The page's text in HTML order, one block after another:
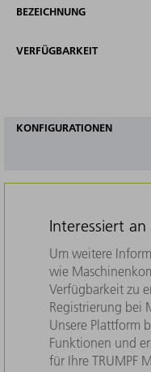
BEZEICHNUNG
VERFÜGBARKEIT
KONFIGURATIONEN
Interessiert
Um weitere
wie
Verfügbarkeit zu
Registrierung bei
Unsere Plattform
Funktionen und
für Ihre TRUMPF